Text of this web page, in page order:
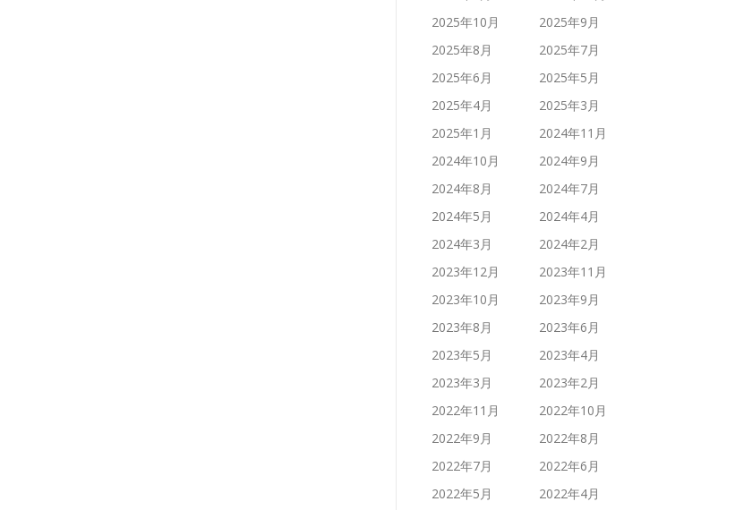
2025年10月
2025年9月
2025年8月
2025年7月
2025年6月
2025年5月
2025年4月
2025年3月
2025年1月
2024年11月
2024年10月
2024年9月
2024年8月
2024年7月
2024年5月
2024年4月
2024年3月
2024年2月
2023年12月
2023年11月
2023年10月
2023年9月
2023年8月
2023年6月
2023年5月
2023年4月
2023年3月
2023年2月
2022年11月
2022年10月
2022年9月
2022年8月
2022年7月
2022年6月
2022年5月
2022年4月